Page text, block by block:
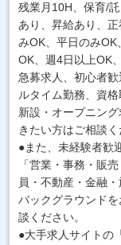
残業月10H、保育/
あり、昇給あり、
みOK、平日のみOK
OK、週4日以上OK
急募求人、初心者
ルタイム勤務、資
新設・オープニン
きたい方はご相談く
●また、未経験者歓
「営業・事務・販
員・不動産・金融
バックグラウンド
談ください。
●大手求人サイトの